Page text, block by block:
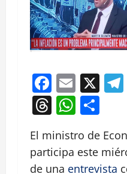
Email
X
Threads
El ministro de
participa este
de una entrevista